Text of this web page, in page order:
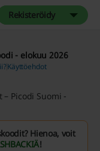
Rekisteröidy
- elokuu 2026
Käyttöehdot
Picodi Suomi -
Hienoa, voit
!